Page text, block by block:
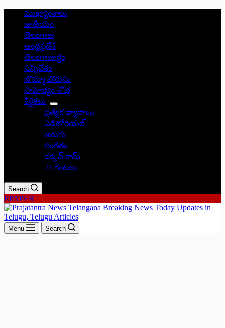
ముఖ్యాంశాలు
జాతీయం
తెలంగాణ
ఆంధ్రప్రదేశ్
తెలంగాణార్థం
సన్నివేశం
బొమ్మా బొరుసు
సాహిత్యం-శోభ
శీర్షికలు
ప్రత్యేక వ్యాసాలు
ఎడిటోరియల్
అరుగు
సంకేతం
దక్కన్.కామ్
24 గంటలు
Search
EPAPER
Menu Search